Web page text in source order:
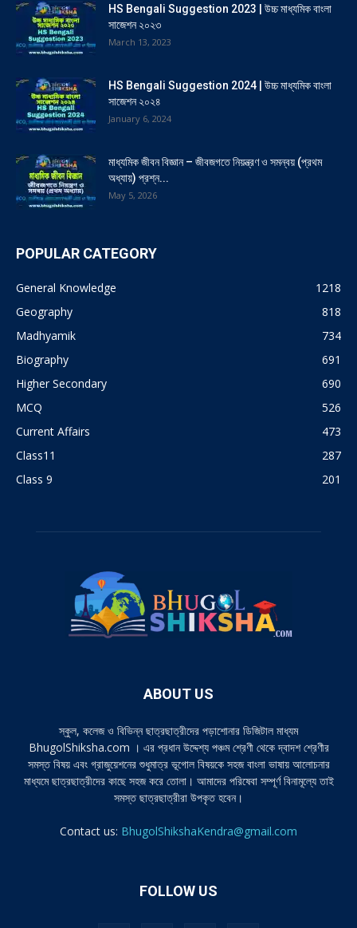
HS Bengali Suggestion 2023 | উচ্চ মাধ্যমিক বাংলা
সাজেশন ২০২৩
March 13, 2023
HS Bengali Suggestion 2024 | উচ্চ মাধ্যমিক বাংলা
সাজেশন ২০২৪
January 6, 2024
মাধ্যমিক জীবন বিজ্ঞান – জীবজগতে নিয়ন্ত্রণ ও সমন্বয় (প্রথম
অধ্যায়) প্রশ্ন...
May 5, 2026
POPULAR CATEGORY
General Knowledge
1218
Geography
818
Madhyamik
734
Biography
691
Higher Secondary
690
MCQ
526
Current Affairs
473
Class11
287
Class 9
201
ABOUT US
স্কুল, কলেজ ও বিভিন্ন ছাত্রছাত্রীদের পড়াশোনার ডিজিটাল মাধ্যম
BhugolShiksha.com । এর প্রধান উদ্দেশ্য পঞ্চম শ্রেণী থেকে দ্বাদশ শ্রেণীর
সমস্ত বিষয় এবং গ্রাজুয়েশনের শুধুমাত্র ভূগোল বিষয়কে সহজ বাংলা ভাষায় আলোচনার
মাধ্যমে ছাত্রছাত্রীদের কাছে সহজ করে তোলা। আমাদের পরিষেবা সম্পূর্ণ বিনামূল্যে তাই
সমস্ত ছাত্রছাত্রীরা উপকৃত হবেন।
Contact us: BhugolShikshaKendra@gmail.com
FOLLOW US